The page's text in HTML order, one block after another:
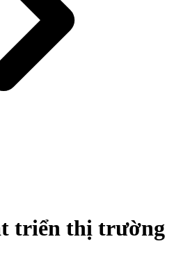
triển thị trường